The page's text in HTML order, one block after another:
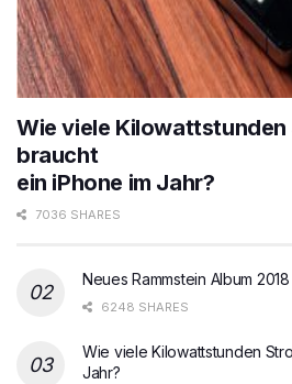
Wie viele Kilowattstunden
braucht
ein iPhone im Jahr?
7036 SHARES
Neues Rammstein Album 2018
6248 SHARES
Wie viele Kilowattstunden
Jahr?